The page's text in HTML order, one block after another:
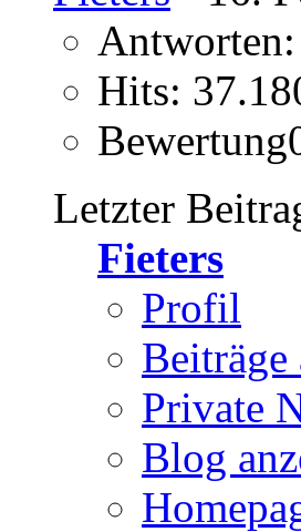
Hits:
Letzter
Fieters
Profil
Beiträge
Private
Blog